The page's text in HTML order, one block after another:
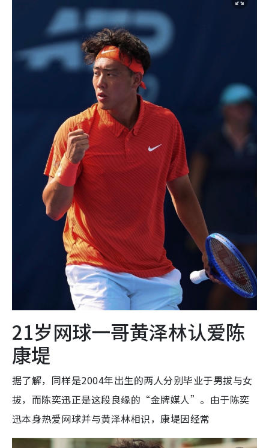
21岁网球一哥黄泽林认爱陈
康堤
据了解，同样是2004年出生的两人分别毕业于男拔与女
拔，而陈奕迅正是这段良缘的“金牌媒人”。由于陈奕
迅本身热爱网球并与黄泽林相识，康堤因经常